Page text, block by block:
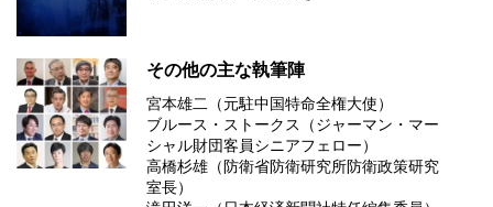
その他の主な執筆陣
宮本雄二（元駐中国特命全権大使）
ブルース・ストークス（ジャーマン・マー
シャル財団客員シニアフェロー）
高橋杉雄（防衛省防衛研究所防衛政策研究
室長）